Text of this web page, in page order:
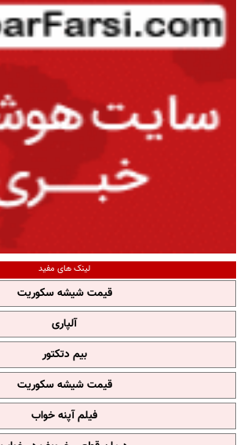
لینک های مفید
قیمت شیشه سکوریت
آلپاری
بیم دتکتور
قیمت شیشه سکوریت
فیلم آپنه خواب